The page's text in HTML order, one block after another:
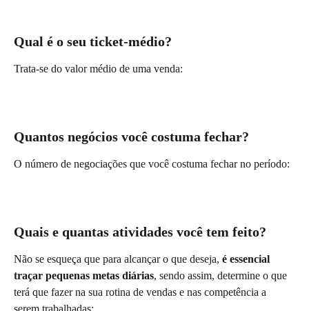
Qual é o seu ticket-médio?
Trata-se do valor médio de uma venda:
Quantos negócios você costuma fechar?
O número de negociações que você costuma fechar no período:
Quais e quantas atividades você tem feito?
Não se esqueça que para alcançar o que deseja, é essencial
traçar pequenas metas diárias, sendo assim, determine o que
terá que fazer na sua rotina de vendas e nas competência a